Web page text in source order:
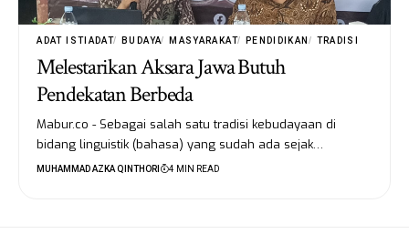
ADAT ISTIADAT BUDAYA MASYARAKAT PENDIDIKAN TRADISI
Melestarikan Aksara Jawa Butuh
Pendekatan Berbeda
Mabur.co - Sebagai salah satu tradisi kebudayaan di
bidang linguistik (bahasa) yang sudah ada sejak…
MUHAMMAD AZKA QINTHORI 4 MIN READ